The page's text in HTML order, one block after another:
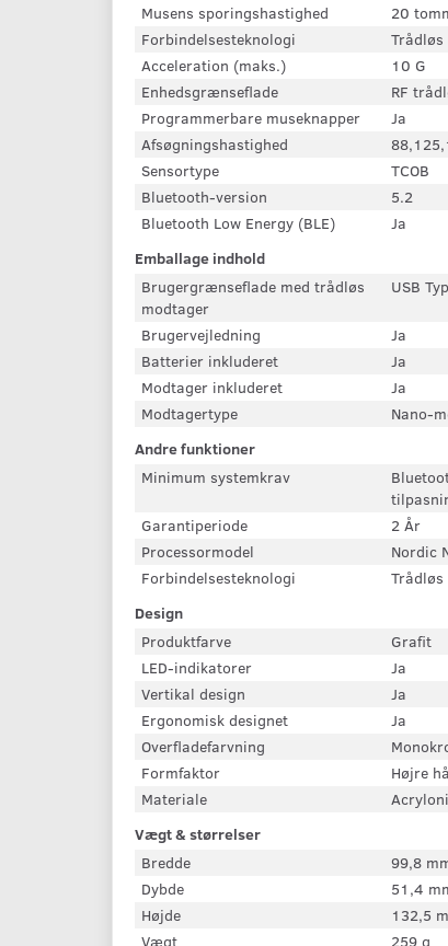
Musens sporingshastighed
20
Forbindelsesteknologi
Trådløs
Acceleration (maks.)
10 G
Enhedsgrænseflade
RF
Programmerbare museknapper
Ja
Afsøgningshastighed
Sensortype
TCOB
Bluetooth-version
5.2
Bluetooth Low Energy (BLE)
Ja
Emballage indhold
Brugergrænseflade med trådløs
modtager
USB
Brugervejledning
Ja
Batterier inkluderet
Ja
Modtager inkluderet
Ja
Modtagertype
Nano-
Andre funktioner
Minimum systemkrav
Garantiperiode
2 År
Processormodel
Nordic
Forbindelsesteknologi
Trådløs
Design
Produktfarve
Grafit
LED-indikatorer
Ja
Vertikal design
Ja
Ergonomisk designet
Ja
Overfladefarvning
Formfaktor
Højre
Materiale
Vægt & størrelser
Bredde
99,8
Dybde
51,4
Højde
132,5
Vægt
259 g